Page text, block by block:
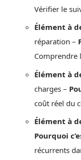
Vérifier le
Élément à
réparation –
Comprendre
Élément à
charges –
coût réel du
Élément à
Pourquoi
récurrents